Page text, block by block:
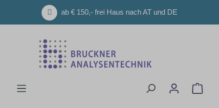
Zum Hauptinhalt springenab € 150,- frei Haus nach AT und DE